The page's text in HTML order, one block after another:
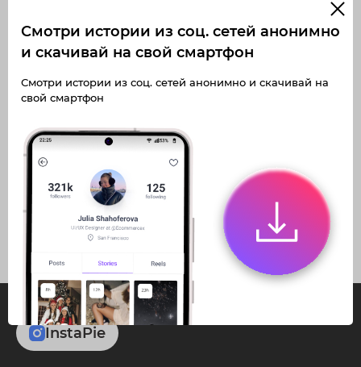
Получите доступ к архивным
публикациям korsshunova
историям korsshunova
Не отвлекайтесь на рекламу
историям korsshunova
InstaPie
Смотри истории из соц. сетей анонимно
и скачивай на свой смартфон
Смотри истории из соц. сетей анонимно и скачивай на
свой смартфон